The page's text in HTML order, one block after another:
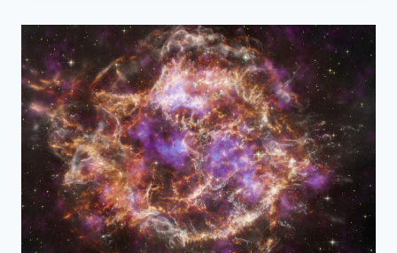
CLASSIC
ROCK:
JUNGES
RADIO
AUF
DEM
HEINERFEST